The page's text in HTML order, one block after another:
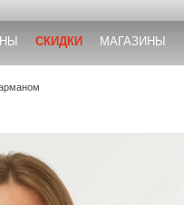
СКИДКИ МАГАЗИНЫ